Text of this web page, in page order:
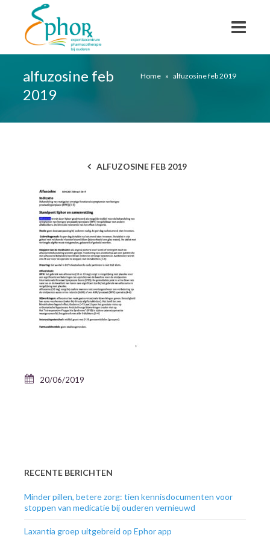
alfuzosine feb
2019
Home » alfuzosine feb 2019
ALFUZOSINE FEB 2019
20/06/2019
RECENTE BERICHTEN
Minder pillen, betere zorg: tien kennisdocumenten voor
stoppen van medicatie bij ouderen vernieuwd
Laxantia groep uitgebreid op Ephor app